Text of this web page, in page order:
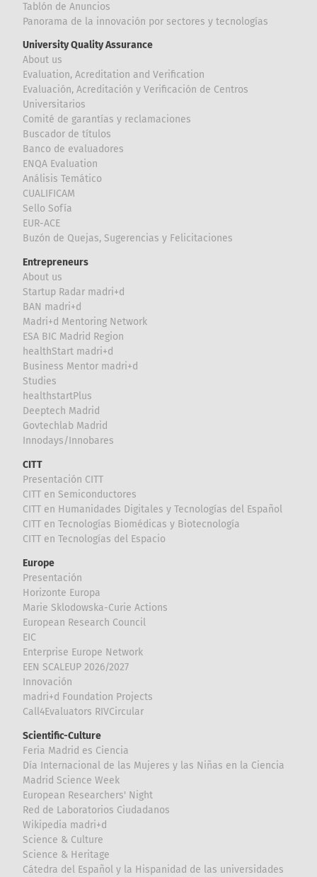
Tablón de Anuncios
Panorama de la innovación por sectores y tecnologías
University Quality Assurance
About us
Evaluation, Acreditation and Verification
Evaluación, Acreditación y Verificación de Centros
Universitarios
Comité de garantías y reclamaciones
Buscador de títulos
Banco de evaluadores
ENQA Evaluation
Análisis Temático
CUALIFICAM
Sello Sofía
EUR-ACE
Buzón de Quejas, Sugerencias y Felicitaciones
Entrepreneurs
About us
Startup Radar madri+d
BAN madri+d
Madri+d Mentoring Network
ESA BIC Madrid Region
healthStart madri+d
Business Mentor madri+d
Studies
healthstartPlus
Deeptech Madrid
Govtechlab Madrid
Innodays/Innobares
CITT
Presentación CITT
CITT en Semiconductores
CITT en Humanidades Digitales y Tecnologías del Español
CITT en Tecnologías Biomédicas y Biotecnología
CITT en Tecnologías del Espacio
Europe
Presentación
Horizonte Europa
Marie Sklodowska-Curie Actions
European Research Council
EIC
Enterprise Europe Network
EEN SCALEUP 2026/2027
Innovación
madri+d Foundation Projects
Call4Evaluators RIVCircular
Scientific-Culture
Feria Madrid es Ciencia
Día Internacional de las Mujeres y las Niñas en la Ciencia
Madrid Science Week
European Researchers' Night
Red de Laboratorios Ciudadanos
Wikipedia madri+d
Science & Culture
Science & Heritage
Cátedra del Español y la Hispanidad de las universidades